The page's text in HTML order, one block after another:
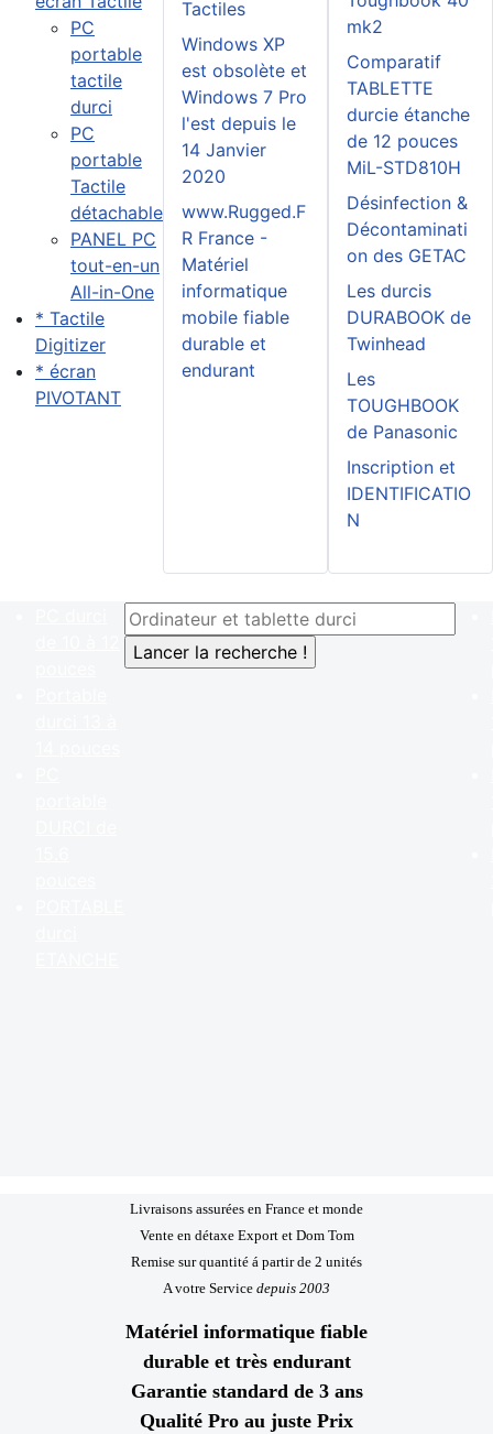
PC
portable
tactile
durci
PC
portable
Tactile
détachable
PANEL PC
tout-en-un
All-in-One
* Tactile
Digitizer
* écran
PIVOTANT
Tactiles
Windows XP
est obsolète et
Windows 7 Pro
l'est depuis le
14 Janvier
2020
www.Rugged.F
R France -
Matériel
informatique
mobile fiable
durable et
endurant
mk2
Comparatif
TABLETTE
durcie étanche
de 12 pouces
MiL-STD810H
Désinfection &
Décontaminati
on des GETAC
Les durcis
DURABOOK de
Twinhead
Les
TOUGHBOOK
de Panasonic
Inscription et
IDENTIFICATIO
N
Livraisons assurées en France et monde
Vente en détaxe Export et Dom Tom
Remise sur quantité á partir de 2 unités
A votre Service depuis 2003
Matériel informatique fiable
durable et très endurant
Garantie standard de 3 ans
Qualité Pro au juste Prix